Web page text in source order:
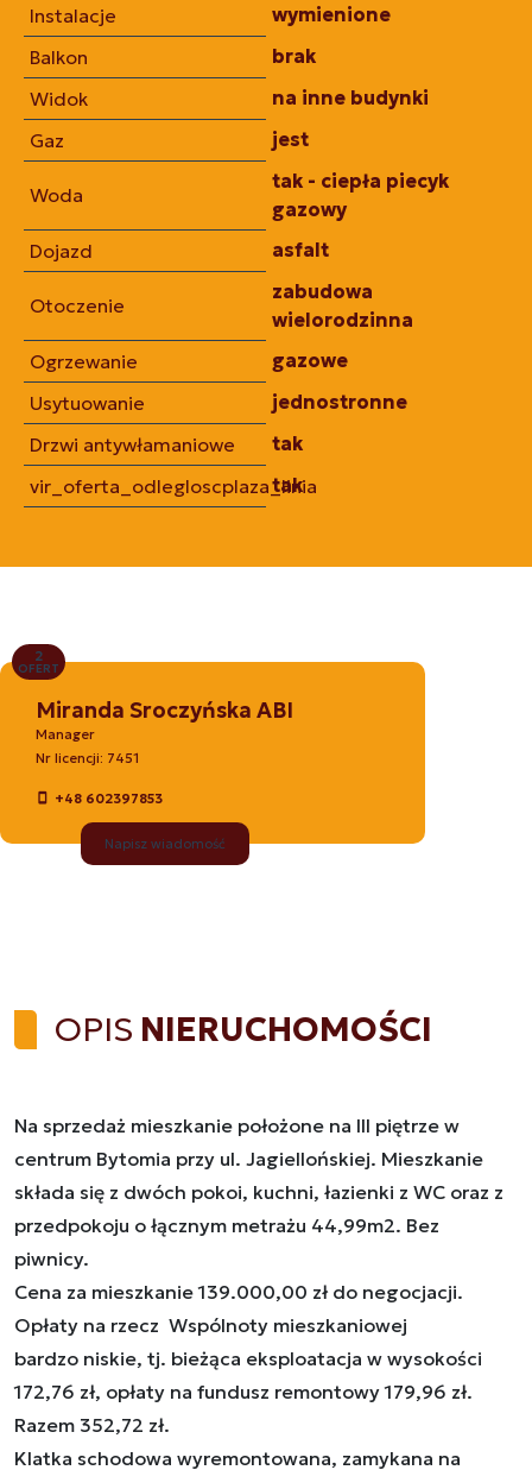
Instalacje
wymienione
Balkon
brak
Widok
na inne budynki
Gaz
jest
Woda
tak - ciepła piecyk
gazowy
Dojazd
asfalt
Otoczenie
zabudowa
wielorodzinna
Ogrzewanie
gazowe
Usytuowanie
jednostronne
Drzwi antywłamaniowe
tak
vir_oferta_odlegloscplaza_linia
tak
Miranda Sroczyńska ABI
Manager
Nr licencji: 7451
+48 602397853
Napisz wiadomość
2
OFERT
OPIS NIERUCHOMOŚCI
Na sprzedaż mieszkanie położone na III piętrze w
centrum Bytomia przy ul. Jagiellońskiej. Mieszkanie
składa się z dwóch pokoi, kuchni, łazienki z WC oraz z
przedpokoju o łącznym metrażu 44,99m2. Bez
piwnicy.
Cena za mieszkanie 139.000,00 zł do negocjacji.
Opłaty na rzecz Wspólnoty mieszkaniowej
bardzo niskie, tj. bieżąca eksploatacja w wysokości
172,76 zł, opłaty na fundusz remontowy 179,96 zł.
Razem 352,72 zł.
Klatka schodowa wyremontowana, zamykana na